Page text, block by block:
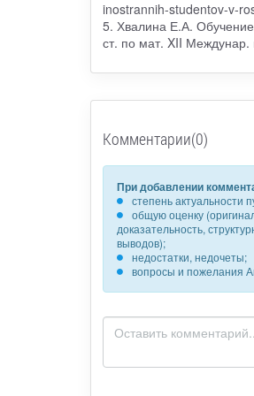
inostrannih-studentov-v-
5. Хвалина Е.А.
ст. по мат. XII
Комментарии(0)
При добавлении
степень актуальности
общую оценку
доказательность,
выводов);
недостатки, недочеты;
вопросы и пожелания